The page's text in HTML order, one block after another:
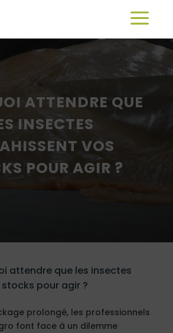
ATTENDRE QUE
INSECTES
VOS
POUR AGIR ?
attendre que les insectes
pour agir ?
prolongé, les professionnels
font face à un dilemme